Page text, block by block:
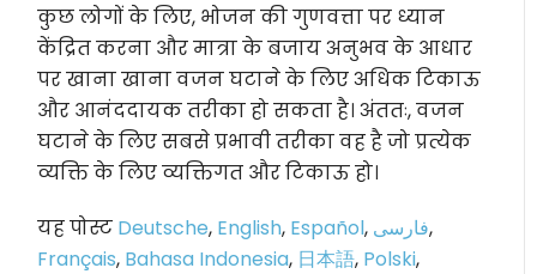
कुछ लोगों के लिए, भोजन की गुणवत्ता पर ध्यान
केंद्रित करना और मात्रा के बजाय अनुभव के आधार
पर खाना खाना वजन घटाने के लिए अधिक टिकाऊ
और आनंददायक तरीका हो सकता है। अंततः, वजन
घटाने के लिए सबसे प्रभावी तरीका वह है जो प्रत्येक
व्यक्ति के लिए व्यक्तिगत और टिकाऊ हो।
यह पोस्ट Deutsche, English, Español, فارسی,
Français, Bahasa Indonesia, 日本語, Polski,